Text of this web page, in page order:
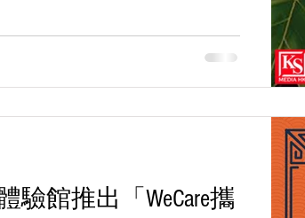
驗館推出「WeCare攜